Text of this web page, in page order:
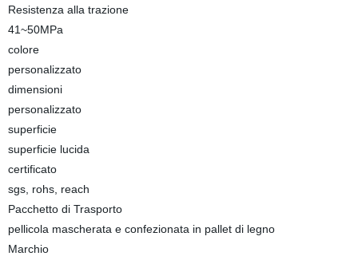
Resistenza alla trazione
41~50MPa
colore
personalizzato
dimensioni
personalizzato
superficie
superficie lucida
certificato
sgs, rohs, reach
Pacchetto di Trasporto
pellicola mascherata e confezionata in pallet di legno
Marchio